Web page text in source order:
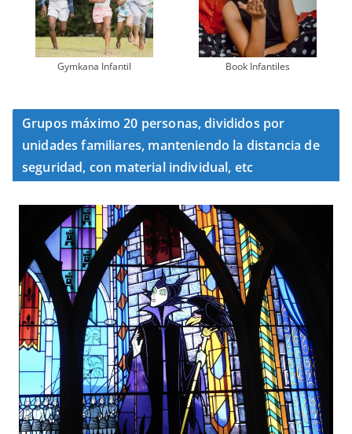
Gymkana Infantil Book Infantiles
Grupos máximo 20 personas, divididos por
unidades familiares, manteniendo la distancia de
seguridad, con material individual, etc